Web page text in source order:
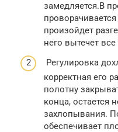
замедляется.В
произойдет
него вытечет
Регулировка
корректная его
полотну
конца, остается
захлопывания.
обеспечивает